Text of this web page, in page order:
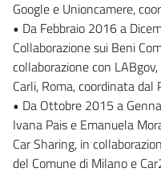
Google e Unioncamere,
• Da Febbraio 2016 a
Collaborazione sui Beni
collaborazione con
Carli, Roma, coordinata dal
• Da Ottobre 2015 a
Ivana Pais e Emanuela
Car Sharing, in
del Comune di Milano e